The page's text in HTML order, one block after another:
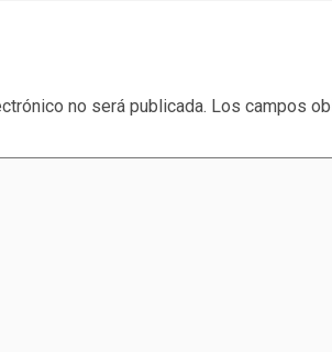
no será publicada. Los campos